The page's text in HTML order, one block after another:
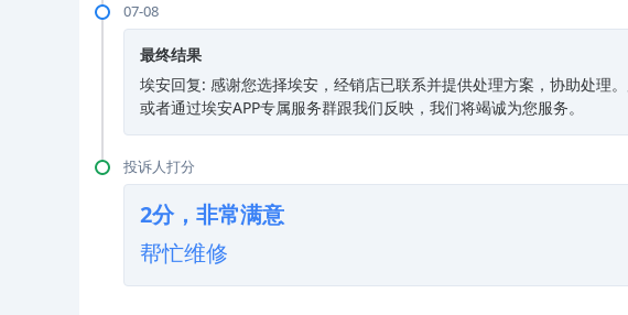
07-08
最终结果
埃安回复: 感谢您选择埃安，经销店已联系并提供处理方案，协助处理
或者通过埃安APP专属服务群跟我们反映，我们将竭诚为您服务。
投诉人打分
2分，非常满意
帮忙维修